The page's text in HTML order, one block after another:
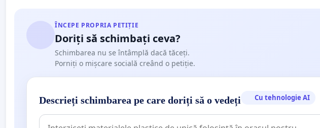
ÎNCEPE PROPRIA PETIȚIE
Doriți să schimbați ceva?
Schimbarea nu se întâmplă dacă tăceți.
Porniți o mișcare socială creând o petiție.
Descrieți schimbarea pe care doriți să o vedeți Cu tehnologie AI